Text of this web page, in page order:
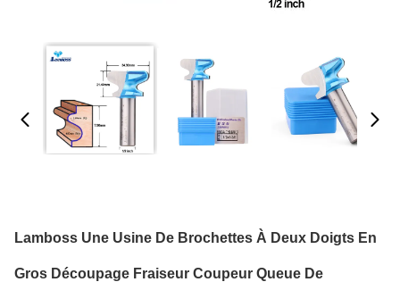
Lamboss Une Usine De Brochettes À Deux Doigts En
Gros Découpage Fraiseur Coupeur Queue De